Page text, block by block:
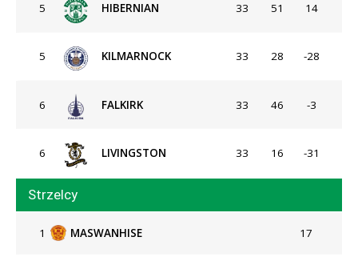
5 HIBERNIAN 33 51 14
5 KILMARNOCK 33 28 -28
6 FALKIRK 33 46 -3
6 LIVINGSTON 33 16 -31
Strzelcy
1 MASWANHISE 17